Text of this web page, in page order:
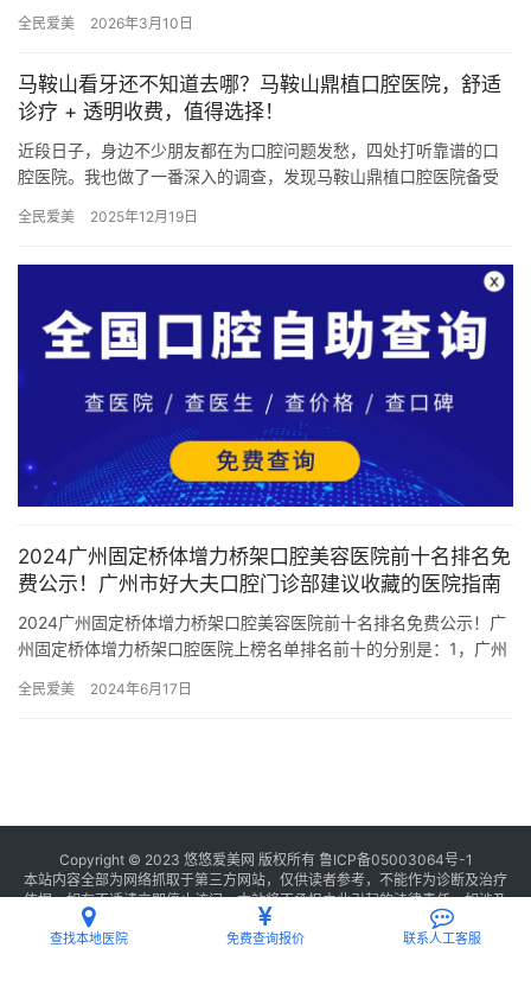
用一…
全民爱美 2026年3月10日
马鞍山看牙还不知道去哪？马鞍山鼎植口腔医院，舒适
诊疗 + 透明收费，值得选择！
近段日子，身边不少朋友都在为口腔问题发愁，四处打听靠谱的口
腔医院。我也做了一番深入的调查，发现马鞍山鼎植口腔医院备受
究竟。…
全民爱美 2025年12月19日
2024广州固定桥体增力桥架口腔美容医院前十名排名免
费公示！广州市好大夫口腔门诊部建议收藏的医院指南
2024广州固定桥体增力桥架口腔美容医院前十名排名免费公示！广
州固定桥体增力桥架口腔医院上榜名单排名前十的分别是：1，广州
全民爱美 2024年6月17日
Copyright © 2023 悠悠爱美网 版权所有 鲁ICP备05003064号-1
本站内容全部为网络抓取于第三方网站，仅供读者参考，不能作为诊断及治疗
依据，如有不适请立即停止访问，本站将不承担由此引起的法律责任。如涉及
联系我们
查找本地医院 免费查询报价 联系人工客服